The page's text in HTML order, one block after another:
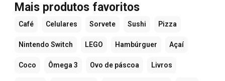
Mais produtos favoritos
Café Celulares Sorvete Sushi Pizza
Nintendo Switch LEGO Hambúrguer Açaí
Coco Ômega 3 Ovo de páscoa Livros